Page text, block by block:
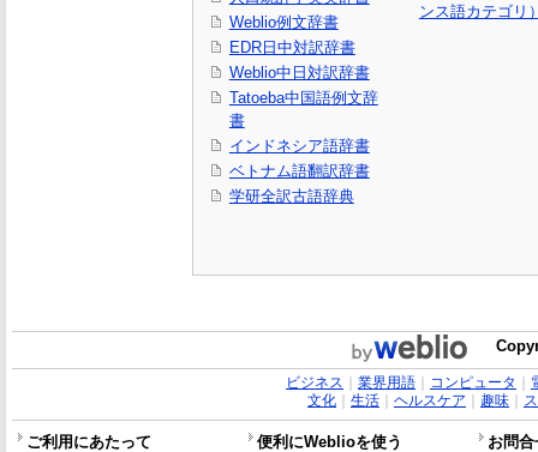
Weblio例文辞書
EDR日中対訳辞書
Weblio中日対訳辞書
Tatoeba中国語例文辞
書
インドネシア語辞書
ベトナム語翻訳辞書
学研全訳古語辞典
ンス語カテゴリ
ビジネス 業界用語｜ コンピュータ
文化｜ 生活｜ ヘルスケア 趣味｜
ご利用にあたって 便利にWeblioを使う
お問